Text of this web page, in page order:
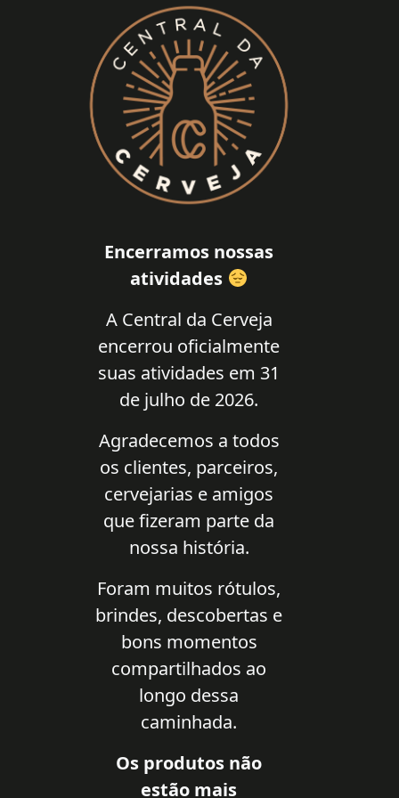
Encerramos nossas
atividades
A Central da Cerveja
encerrou oficialmente
suas atividades em 31
de julho de 2026.
Agradecemos a todos
os clientes, parceiros,
cervejarias e amigos
que fizeram parte da
nossa história.
Foram muitos rótulos,
brindes, descobertas e
bons momentos
compartilhados ao
longo dessa
caminhada.
Os produtos não
estão mais